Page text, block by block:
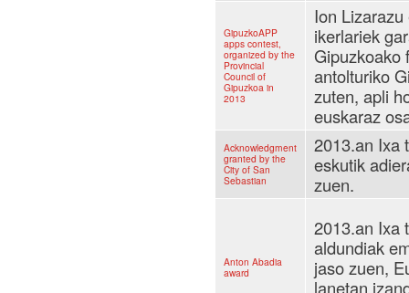
GipuzkoAPP
apps contest,
organized by the
Provincial
Council of
Gipuzkoa in
2013
Ion
ikerlariek
Gipuzkoako
antolturiko
zuten, apli
euskaraz
Acknowledgment
granted by the
City of San
Sebastian
2013.an Ixa
eskutik
zuen.
Anton Abadia
award
2013.an Ixa
aldundiak
jaso zuen,
lanetan